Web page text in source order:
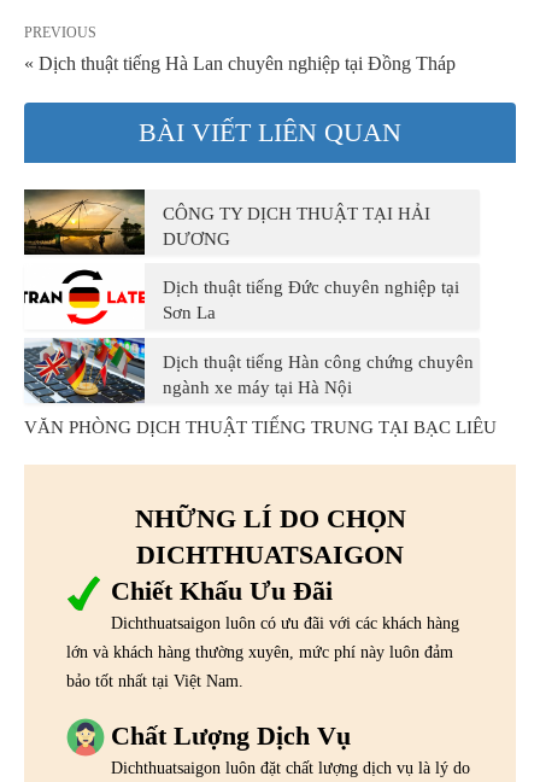
PREVIOUS
« Dịch thuật tiếng Hà Lan chuyên nghiệp tại Đồng Tháp
BÀI VIẾT LIÊN QUAN
CÔNG TY DỊCH THUẬT TẠI HẢI
DƯƠNG
Dịch thuật tiếng Đức chuyên nghiệp tại
Sơn La
Dịch thuật tiếng Hàn công chứng chuyên
ngành xe máy tại Hà Nội
VĂN PHÒNG DỊCH THUẬT TIẾNG TRUNG TẠI BẠC LIÊU
NHỮNG LÍ DO CHỌN
DICHTHUATSAIGON
Chiết Khấu Ưu Đãi
Dichthuatsaigon luôn có ưu đãi với các khách hàng
lớn và khách hàng thường xuyên, mức phí này luôn đảm
bảo tốt nhất tại Việt Nam.
Chất Lượng Dịch Vụ
Dichthuatsaigon luôn đặt chất lượng dịch vụ là lý do